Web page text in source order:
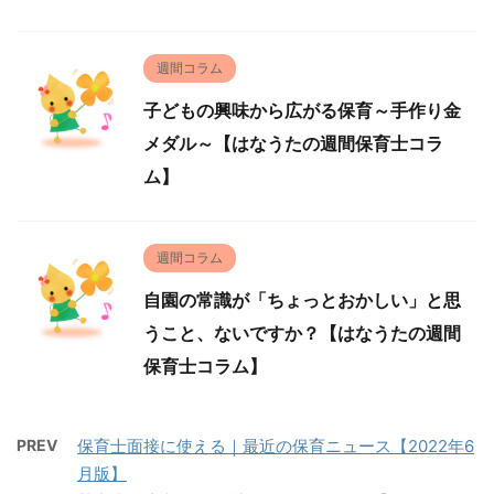
週間コラム
子どもの興味から広がる保育～手作り金
メダル～【はなうたの週間保育士コラ
ム】
週間コラム
自園の常識が「ちょっとおかしい」と思
うこと、ないですか？【はなうたの週間
保育士コラム】
PREV
保育士面接に使える｜最近の保育ニュース【2022年6
月版】